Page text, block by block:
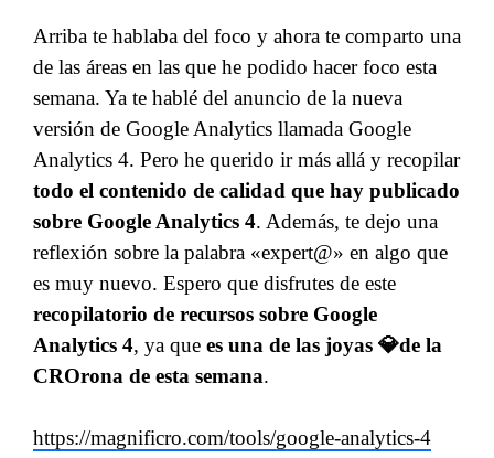
Arriba te hablaba del foco y ahora te comparto una
de las áreas en las que he podido hacer foco esta
semana. Ya te hablé del anuncio de la nueva
versión de Google Analytics llamada Google
Analytics 4. Pero he querido ir más allá y recopilar
todo el contenido de calidad que hay publicado
sobre Google Analytics 4. Además, te dejo una
reflexión sobre la palabra «expert@» en algo que
es muy nuevo. Espero que disfrutes de este
recopilatorio de recursos sobre Google
Analytics 4, ya que es una de las joyas 💎de la
CROrona de esta semana.
https://magnificro.com/tools/google-analytics-4